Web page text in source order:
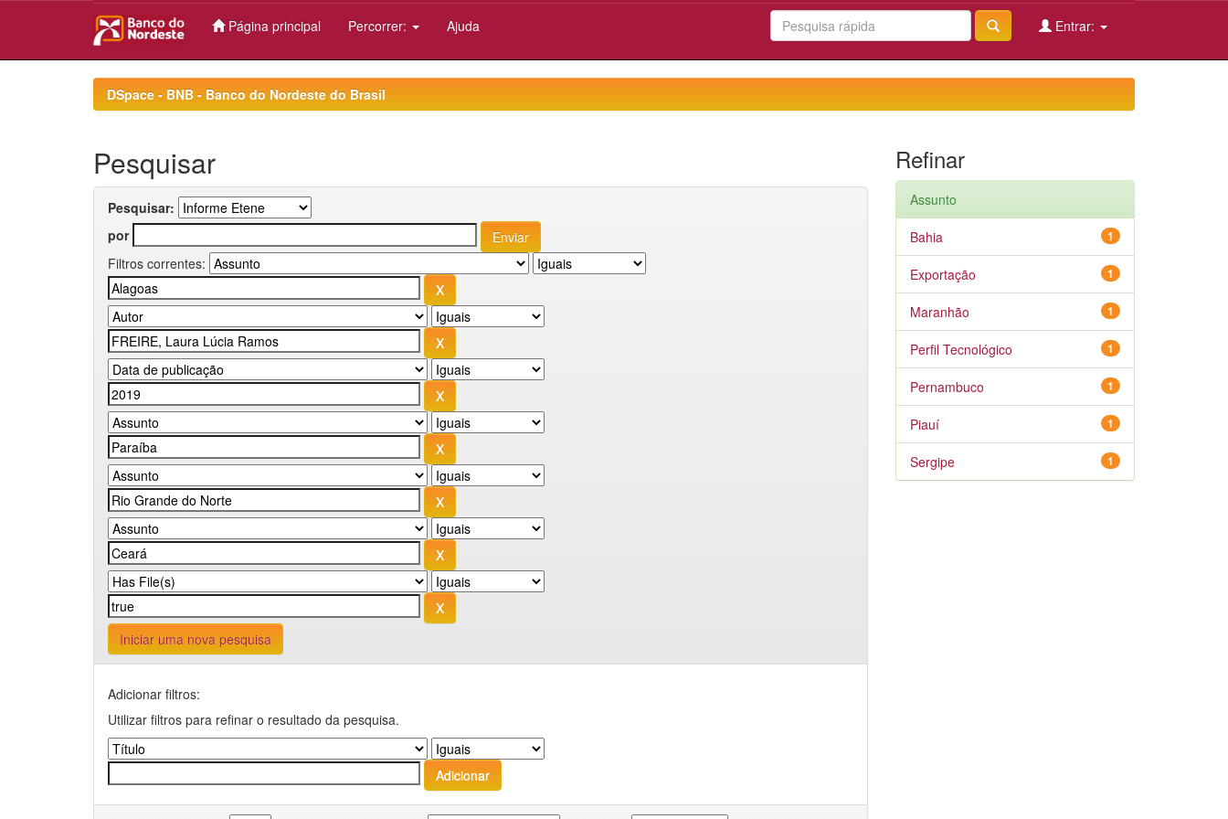
Página principal Percorrer: Ajuda Entrar:
DSpace - BNB - Banco do Nordeste do Brasil
Pesquisar
Pesquisar:
por
Filtros correntes:
Iniciar uma nova pesquisa
Adicionar filtros:
Utilizar filtros para refinar o resultado da pesquisa.
Refinar
Assunto
1
Bahia
1
Exportação
1
Maranhão
1
Perfil Tecnológico
1
Pernambuco
1
Piauí
1
Sergipe